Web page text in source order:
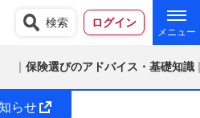
検索 ログイン
保険選びのアドバイス・基礎知識
らせ